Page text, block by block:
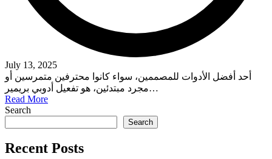
July 13, 2025
أحد أفضل الأدوات للمصممين، سواء كانوا محترفين متمرسين أو
مجرد مبتدئين، هو تفعيل أدوبي بريمير…
Read More
Search
Search
Recent Posts